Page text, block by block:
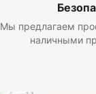
Мы предлагаем
наличными